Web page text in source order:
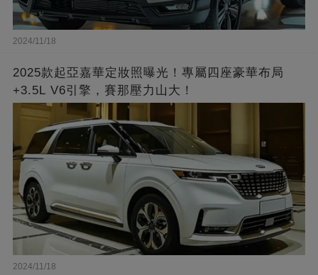
2024/11/18
2025款起亞嘉華定妝照曝光！專屬四座豪華布局
+3.5L V6引擎，賽那壓力山大！
2024/11/18